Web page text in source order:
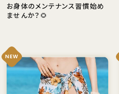
お身体のメンテナンス習慣始め
ませんか？🌻
NEW